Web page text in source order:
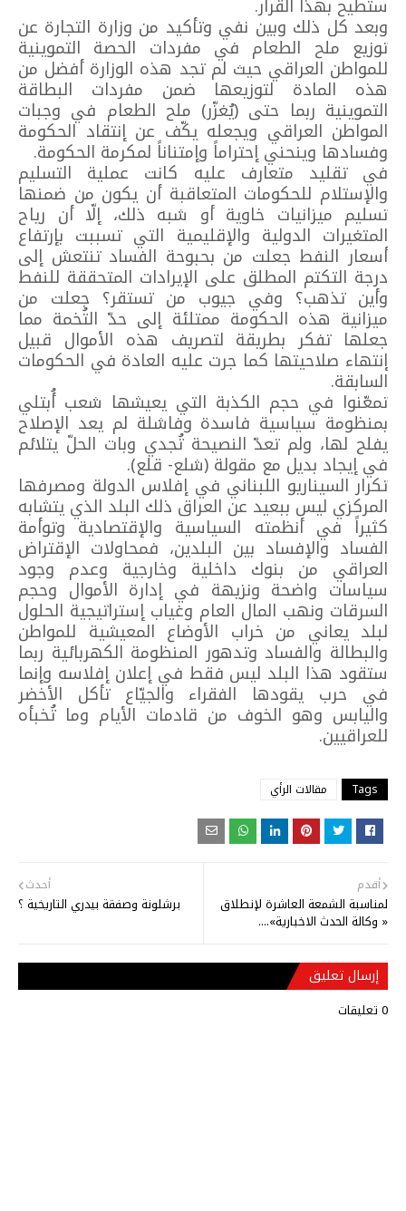
وبعد كل ذلك وبين نفي وتأكيد من وزارة التجارة عن
توزيع ملح الطعام في مفردات الحصة التموينية
للمواطن العراقي حيث لم تجد هذه الوزارة أفضل من
هذه المادة لتوزيعها ضمن مفردات البطاقة
التموينية ربما حتى (يُغزّر) ملح الطعام في وجبات
المواطن العراقي ويجعله يكّف عن إنتقاد الحكومة
وفسادها وينحني إحتراماً وإمتناناً لمكرمة الحكومة.
في تقليد متعارف عليه كانت عملية التسليم
والإستلام للحكومات المتعاقبة أن يكون من ضمنها
تسليم ميزانيات خاوية أو شبه ذلك، إلّا أن رياح
المتغيرات الدولية والإقليمية التي تسببت بإرتفاع
أسعار النفط جعلت من بحبوحة الفساد تنتعش إلى
درجة التكتم المطلق على الإيرادات المتحققة للنفط
وأين تذهب؟ وفي جيوب من تستقر؟ جعلت من
ميزانية هذه الحكومة ممتلئة إلى حدّ التُخمة مما
جعلها تفكر بطريقة لتصريف هذه الأموال قبيل
إنتهاء صلاحيتها كما جرت عليه العادة في الحكومات
السابقة.
تمعّنوا في حجم الكذبة التي يعيشها شعب أُبتلي
بمنظومة سياسية فاسدة وفاشلة لم يعد الإصلاح
يفلح لها، ولم تعدّ النصيحة تُجدي وبات الحلّ يتلائم
في إيجاد بديل مع مقولة (شلع- قلع).
تكرار السيناريو اللبناني في إفلاس الدولة ومصرفها
المركزي ليس ببعيد عن العراق ذلك البلد الذي يتشابه
كثيراً في أنظمته السياسية والإقتصادية وتوأمة
الفساد والإفساد بين البلدين، فمحاولات الإقتراض
العراقي من بنوك داخلية وخارجية وعدم وجود
سياسات واضحة ونزيهة في إدارة الأموال وحجم
السرقات ونهب المال العام وغياب إستراتيجية الحلول
لبلد يعاني من خراب الأوضاع المعيشية للمواطن
والبطالة والفساد وتدهور المنظومة الكهربائية ربما
ستقود هذا البلد ليس فقط في إعلان إفلاسه وإنما
في حرب يقودها الفقراء والجيّاع تأكل الأخضر
واليابس وهو الخوف من قادمات الأيام وما تُخبأه
للعراقيين.
Tags مقالات الرأي
أحدث
برشلونة وصفقة بيدري التاريخية ؟
أقدم
لمناسبة الشمعة العاشرة لإنطلاق
« وكالة الحدث الاخبارية»....
إرسال تعليق
0 تعليقات